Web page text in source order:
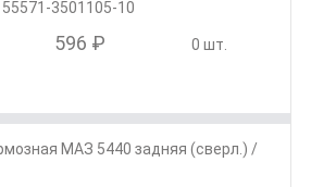
55571-3501105-10
596 ₽ 0 шт.
МАЗ 5440 задняя (сверл.) /